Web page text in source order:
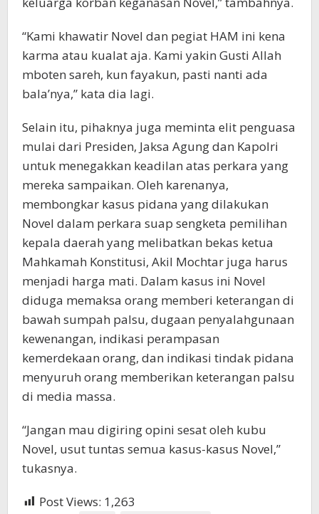
“Kami khawatir Novel dan pegiat HAM ini kena
karma atau kualat aja. Kami yakin Gusti Allah
mboten sareh, kun fayakun, pasti nanti ada
bala’nya,” kata dia lagi.
Selain itu, pihaknya juga meminta elit penguasa
mulai dari Presiden, Jaksa Agung dan Kapolri
untuk menegakkan keadilan atas perkara yang
mereka sampaikan. Oleh karenanya,
membongkar kasus pidana yang dilakukan
Novel dalam perkara suap sengketa pemilihan
kepala daerah yang melibatkan bekas ketua
Mahkamah Konstitusi, Akil Mochtar juga harus
menjadi harga mati. Dalam kasus ini Novel
diduga memaksa orang memberi keterangan di
bawah sumpah palsu, dugaan penyalahgunaan
kewenangan, indikasi perampasan
kemerdekaan orang, dan indikasi tindak pidana
menyuruh orang memberikan keterangan palsu
di media massa.
“Jangan mau digiring opini sesat oleh kubu
Novel, usut tuntas semua kasus-kasus Novel,”
tukasnya.
Post Views: 1,263